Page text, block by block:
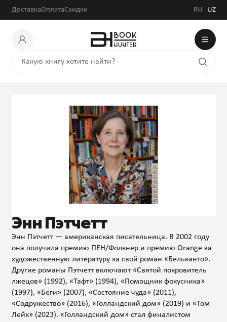
ДоставкаОплатаСкидки RU UZ
Энн Пэтчетт
Энн Пэтчетт — американская писательница. В 2002 году
она получила премию ПЕН/Фолкнер и премию Orange за
художественную литературу за свой роман «Бельканто».
Другие романы Пэтчетт включают «Святой покровитель
лжецов» (1992), «Тафт» (1994), «Помощник фокусника»
(1997), «Беги» (2007), «Состояние чуда» (2011),
«Содружество» (2016), «Голландский дом» (2019) и «Том
Лейк» (2023). «Голландский дом» стал финалистом